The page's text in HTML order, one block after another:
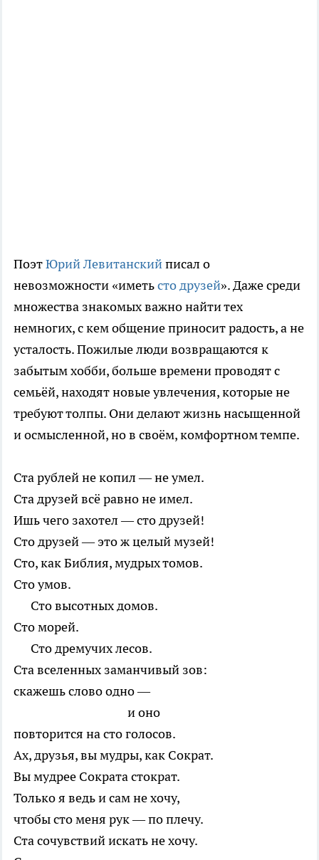
ПоэтЮрий Левитанскийписал о
невозможности «иметьсто друзей». Даже среди
множества знакомых важно найти тех
немногих, с кем общение приносит радость, а не
усталость. Пожилые люди возвращаются к
забытым хобби, больше времени проводят с
семьёй, находят новые увлечения, которые не
требуют толпы. Они делают жизнь насыщенной
и осмысленной, но в своём, комфортном темпе.
Ста рублей не копил — не умел.
Ста друзей всё равно не имел.
Ишь чего захотел — сто друзей!
Сто друзей — это ж целый музей!
Сто, как Библия, мудрых томов.
Сто умов.
Сто высотных домов.
Сто морей.
Сто дремучих лесов.
Ста вселенных заманчивый зов:
скажешь слово одно —
и оно
повторится на сто голосов.
Ах, друзья, вы мудры, как Сократ.
Вы мудрее Сократа стократ.
Только я ведь и сам не хочу,
чтобы сто меня рук — по плечу.
Ста сочувствий искать не хочу.